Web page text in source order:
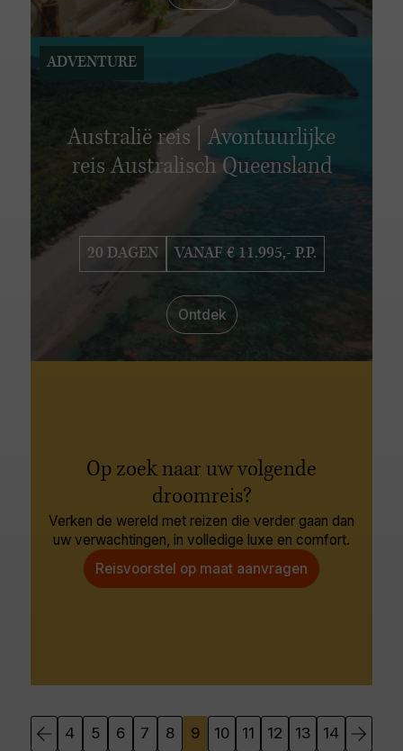
Australië reis | Avontuurlijke
reis Australisch Queensland
20 DAGEN VANAF € 11.995,- P.P.
Ontdek
ADVENTURE
Op zoek naar uw volgende
droomreis?
Verken de wereld met reizen die verder gaan dan
uw verwachtingen, in volledige luxe en comfort.
Reisvoorstel op maat aanvragen
4 5 6 7 8 9 10 11 12 13 14